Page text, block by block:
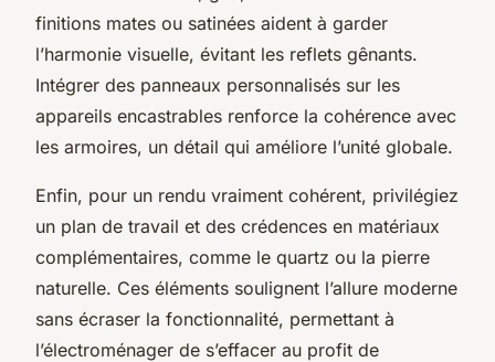
finitions mates ou satinées aident à garder
l’harmonie visuelle, évitant les reflets gênants.
Intégrer des panneaux personnalisés sur les
appareils encastrables renforce la cohérence avec
les armoires, un détail qui améliore l’unité globale.
Enfin, pour un rendu vraiment cohérent, privilégiez
un plan de travail et des crédences en matériaux
complémentaires, comme le quartz ou la pierre
naturelle. Ces éléments soulignent l’allure moderne
sans écraser la fonctionnalité, permettant à
l’électroménager de s’effacer au profit de